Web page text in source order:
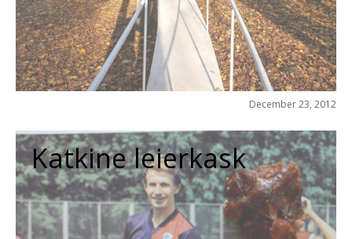
December 23, 2012
Katkine leierkask